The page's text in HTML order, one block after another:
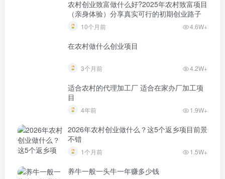
农村创业致富做什么好?2025年农村致富项目
（亲身体验）分享真实可行的初期创业路子
10个月前 4.6W+
在农村做什么创业项目
3个月前 4.2W+
适合农村的代理加工厂 适合在家办厂加工项
目
4年前 1.9W+
2026年农村创业做什么？这5个返乡项目前景
不错
1个月前 1.5W+
养牛一般一头牛一年赚多少钱